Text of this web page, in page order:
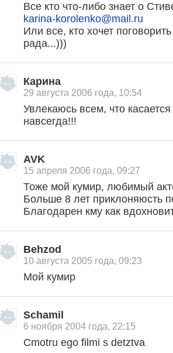
Все кто что-либо знает о
karina-korolenko@mail.ru
Или все, кто хочет
рада...)))
Карина
29 августа 2006 года, 10:54
Увлекаюсь всем, что
навсегда!!!
AVK
15 апреля 2006 года, 09:27
Тоже мой кумир, любимый
Больше 8 лет приклоняюсть
Благодарен кму как
Behzod
10 августа 2005 года, 09:23
Мой кумир
Schamil
6 ноября 2004 года, 22:15
Cmotru ego filmi s detztva
, поделитесь своим мнением